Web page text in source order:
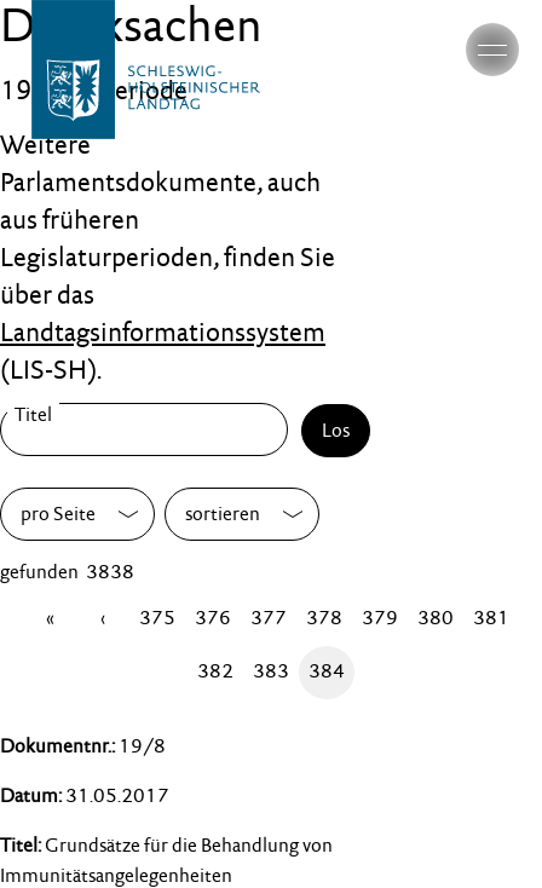
Drucksachen
19. Wahlperiode
Weitere
Parlamentsdokumente, auch
aus früheren
Legislaturperioden, finden Sie
über das
Landtagsinformationssystem
(LIS-SH).
Los
pro Seite sortieren
gefunden 3838
«
‹ 375 376 377 378 379 380 381
382 383 384
19/8
31.05.2017
Grundsätze für die Behandlung von
Immunitätsangelegenheiten